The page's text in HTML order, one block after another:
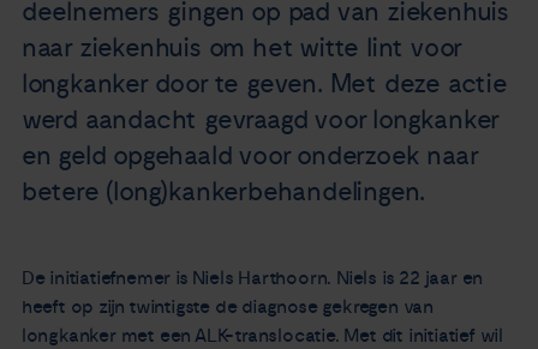
Zorgverleners
Contact
deelnemers gingen op pad van ziekenhuis
naar ziekenhuis om het witte lint voor
longkanker door te geven. Met deze actie
werd aandacht gevraagd voor longkanker
en geld opgehaald voor onderzoek naar
betere (long)kankerbehandelingen.
De initiatiefnemer is Niels Harthoorn. Niels is 22 jaar en
heeft op zijn twintigste de diagnose gekregen van
longkanker met een ALK-translocatie. Met dit initiatief wil